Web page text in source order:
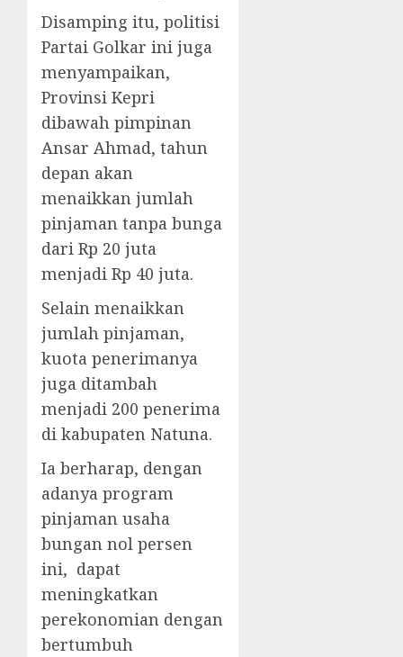
Disamping itu, politisi
Partai Golkar ini juga
menyampaikan,
Provinsi Kepri
dibawah pimpinan
Ansar Ahmad, tahun
depan akan
menaikkan jumlah
pinjaman tanpa bunga
dari Rp 20 juta
menjadi Rp 40 juta.
Selain menaikkan
jumlah pinjaman,
kuota penerimanya
juga ditambah
menjadi 200 penerima
di kabupaten Natuna.
Ia berharap, dengan
adanya program
pinjaman usaha
bungan nol persen
ini, dapat
meningkatkan
perekonomian dengan
bertumbuh